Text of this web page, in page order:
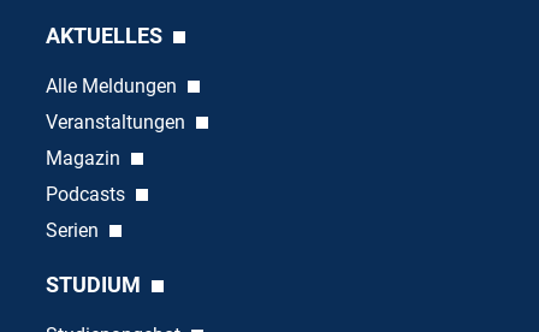
AKTUELLES
Alle Meldungen
Veranstaltungen
Magazin
Podcasts
Serien
STUDIUM